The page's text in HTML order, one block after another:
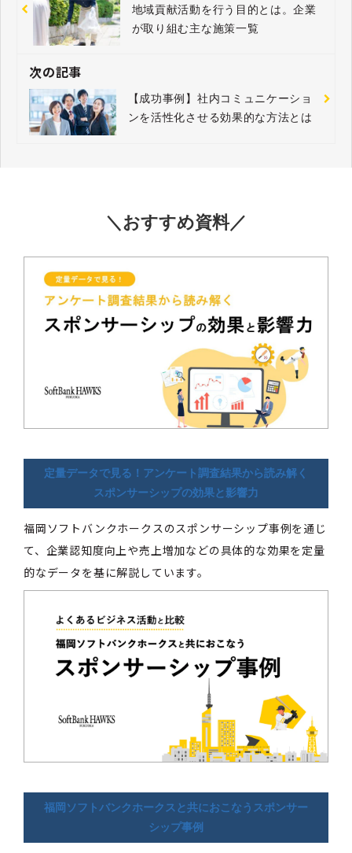
地域貢献活動を行う目的とは。企業
が取り組む主な施策一覧
次の記事
【成功事例】社内コミュニケーショ
ンを活性化させる効果的な方法とは
＼おすすめ資料／
定量データで見る！アンケート調査結果から読み解く
スポンサーシップの効果と影響力
福岡ソフトバンクホークスのスポンサーシップ事例を通じ
て、企業認知度向上や売上増加などの具体的な効果を定量
的なデータを基に解説しています。
福岡ソフトバンクホークスと共におこなうスポンサー
シップ事例